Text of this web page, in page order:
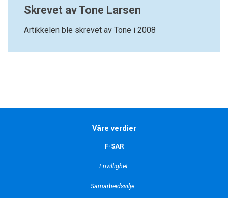
Skrevet av Tone Larsen
Artikkelen ble skrevet av Tone i 2008
Våre verdier
F-SAR
Frivillighet
Samarbeidsvilje